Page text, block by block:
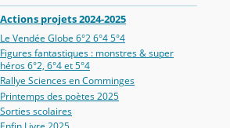
Actions projets 2024-2025
Le Vendée Globe 6°2 6°4 5°4
Figures fantastiques : monstres & super
héros 6°2, 6°4 et 5°4
Rallye Sciences en Comminges
Printemps des poètes 2025
Sorties scolaires